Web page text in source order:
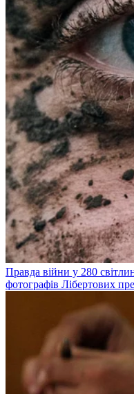
Правда війни у 280
фотографів Лібертових